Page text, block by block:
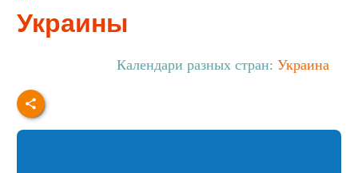
Украины
Календари разных стран: Украина